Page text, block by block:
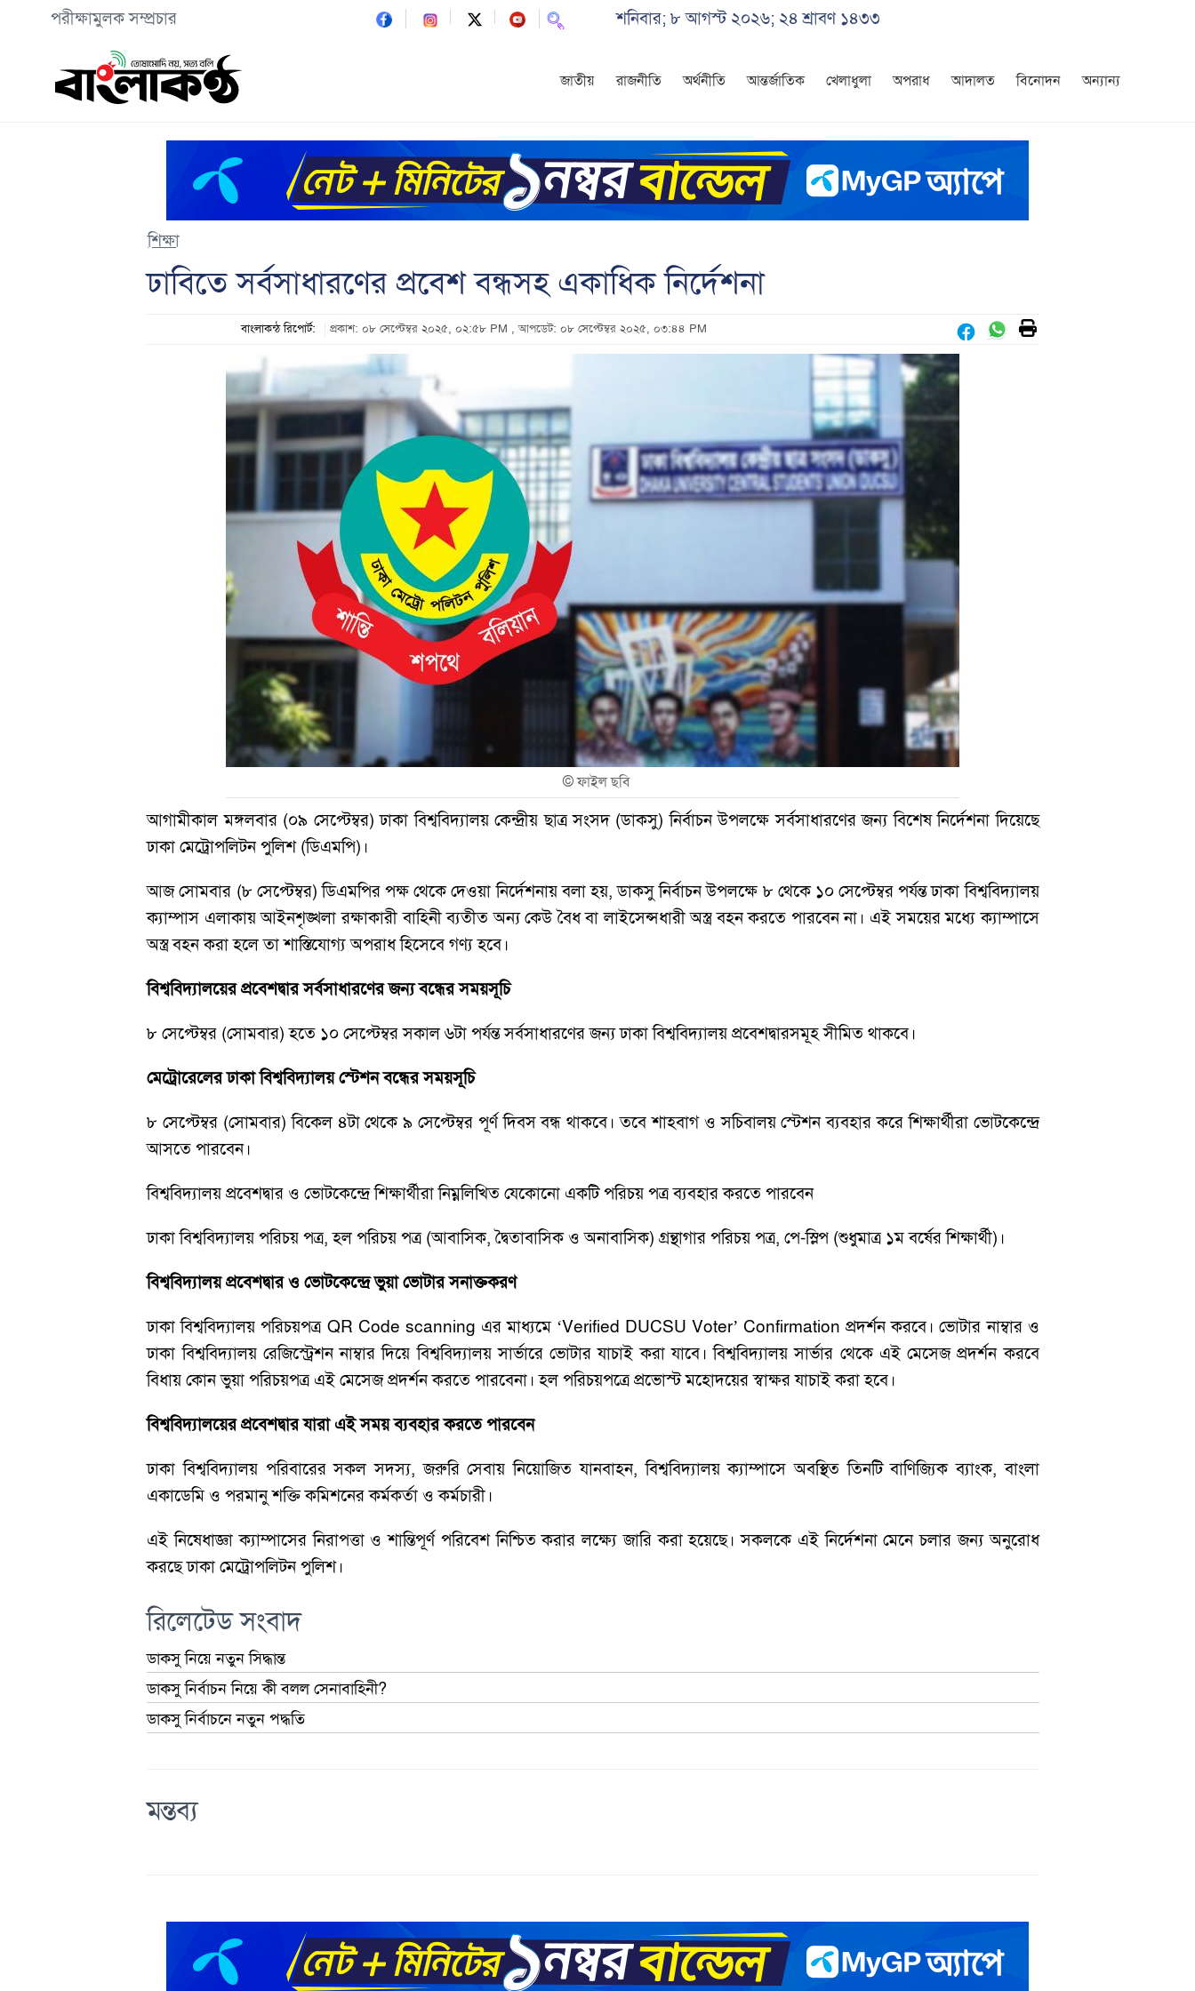
পরীক্ষামুলক সম্প্রচার শনিবার; ৮ আগস্ট ২০২৬; ২৪ শ্রাবণ ১৪৩৩
জাতীয় রাজনীতি অর্থনীতি আন্তর্জাতিক খেলাধুলা অপরাধ আদালত বিনোদন অন্যান্য
শিক্ষা
ঢাবিতে সর্বসাধারণের প্রবেশ বন্ধসহ একাধিক নির্দেশনা
বাংলাকন্ঠ রিপোর্ট: প্রকাশ: ০৮ সেপ্টেম্বর ২০২৫, ০২:৫৮ PM , আপডেট: ০৮ সেপ্টেম্বর ২০২৫, ০৩:৪৪ PM
©ফাইল ছবি
আগামীকাল মঙ্গলবার (০৯ সেপ্টেম্বর) ঢাকা বিশ্ববিদ্যালয় কেন্দ্রীয় ছাত্র সংসদ (ডাকসু) নির্বাচন উপলক্ষে সর্বসাধারণের জন্য বিশেষ নির্দেশনা দিয়েছে
ঢাকা মেট্রোপলিটন পুলিশ (ডিএমপি)।
আজ সোমবার (৮ সেপ্টেম্বর) ডিএমপির পক্ষ থেকে দেওয়া নির্দেশনায় বলা হয়, ডাকসু নির্বাচন উপলক্ষে ৮ থেকে ১০ সেপ্টেম্বর পর্যন্ত ঢাকা বিশ্ববিদ্যালয়
ক্যাম্পাস এলাকায় আইনশৃঙ্খলা রক্ষাকারী বাহিনী ব্যতীত অন্য কেউ বৈধ বা লাইসেন্সধারী অস্ত্র বহন করতে পারবেন না। এই সময়ের মধ্যে ক্যাম্পাসে
অস্ত্র বহন করা হলে তা শাস্তিযোগ্য অপরাধ হিসেবে গণ্য হবে।
বিশ্ববিদ্যালয়ের প্রবেশদ্বার সর্বসাধারণের জন্য বন্ধের সময়সূচি
৮ সেপ্টেম্বর (সোমবার) হতে ১০ সেপ্টেম্বর সকাল ৬টা পর্যন্ত সর্বসাধারণের জন্য ঢাকা বিশ্ববিদ্যালয় প্রবেশদ্বারসমূহ সীমিত থাকবে।
মেট্রোরেলের ঢাকা বিশ্ববিদ্যালয় স্টেশন বন্ধের সময়সূচি
৮ সেপ্টেম্বর (সোমবার) বিকেল ৪টা থেকে ৯ সেপ্টেম্বর পূর্ণ দিবস বন্ধ থাকবে। তবে শাহবাগ ও সচিবালয় স্টেশন ব্যবহার করে শিক্ষার্থীরা ভোটকেন্দ্রে
আসতে পারবেন।
বিশ্ববিদ্যালয় প্রবেশদ্বার ও ভোটকেন্দ্রে শিক্ষার্থীরা নিম্নলিখিত যেকোনো একটি পরিচয় পত্র ব্যবহার করতে পারবেন
ঢাকা বিশ্ববিদ্যালয় পরিচয় পত্র, হল পরিচয় পত্র (আবাসিক, দ্বৈতাবাসিক ও অনাবাসিক) গ্রন্থাগার পরিচয় পত্র, পে-স্লিপ (শুধুমাত্র ১ম বর্ষের শিক্ষার্থী)।
বিশ্ববিদ্যালয় প্রবেশদ্বার ও ভোটকেন্দ্রে ভুয়া ভোটার সনাক্তকরণ
ঢাকা বিশ্ববিদ্যালয় পরিচয়পত্র QR Code scanning এর মাধ্যমে ‘Verified DUCSU Voter’ Confirmation প্রদর্শন করবে। ভোটার নাম্বার ও
ঢাকা বিশ্ববিদ্যালয় রেজিস্ট্রেশন নাম্বার দিয়ে বিশ্ববিদ্যালয় সার্ভারে ভোটার যাচাই করা যাবে। বিশ্ববিদ্যালয় সার্ভার থেকে এই মেসেজ প্রদর্শন করবে
বিধায় কোন ভুয়া পরিচয়পত্র এই মেসেজ প্রদর্শন করতে পারবেনা। হল পরিচয়পত্রে প্রভোস্ট মহোদয়ের স্বাক্ষর যাচাই করা হবে।
বিশ্ববিদ্যালয়ের প্রবেশদ্বার যারা এই সময় ব্যবহার করতে পারবেন
ঢাকা বিশ্ববিদ্যালয় পরিবারের সকল সদস্য, জরুরি সেবায় নিয়োজিত যানবাহন, বিশ্ববিদ্যালয় ক্যাম্পাসে অবস্থিত তিনটি বাণিজ্যিক ব্যাংক, বাংলা
একাডেমি ও পরমানু শক্তি কমিশনের কর্মকর্তা ও কর্মচারী।
এই নিষেধাজ্ঞা ক্যাম্পাসের নিরাপত্তা ও শান্তিপূর্ণ পরিবেশ নিশ্চিত করার লক্ষ্যে জারি করা হয়েছে। সকলকে এই নির্দেশনা মেনে চলার জন্য অনুরোধ
করছে ঢাকা মেট্রোপলিটন পুলিশ।
রিলেটেড সংবাদ
ডাকসু নিয়ে নতুন সিদ্ধান্ত
ডাকসু নির্বাচন নিয়ে কী বলল সেনাবাহিনী?
ডাকসু নির্বাচনে নতুন পদ্ধতি
মন্তব্য